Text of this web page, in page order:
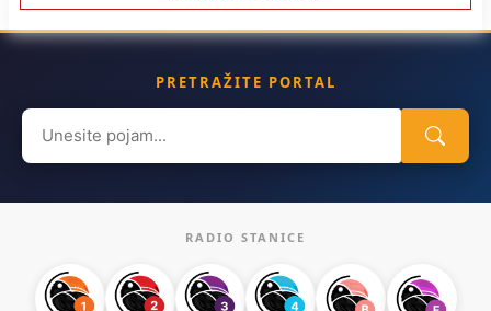
PRETRAŽITE PORTAL
Search
for:
RADIO STANICE